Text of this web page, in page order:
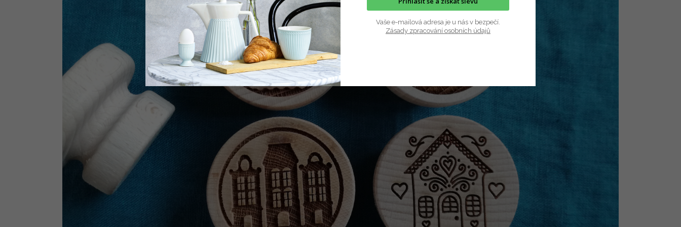
Vaše e-mailová adresa je u nás v bezpečí.
Zásady zpracování osobních údajů